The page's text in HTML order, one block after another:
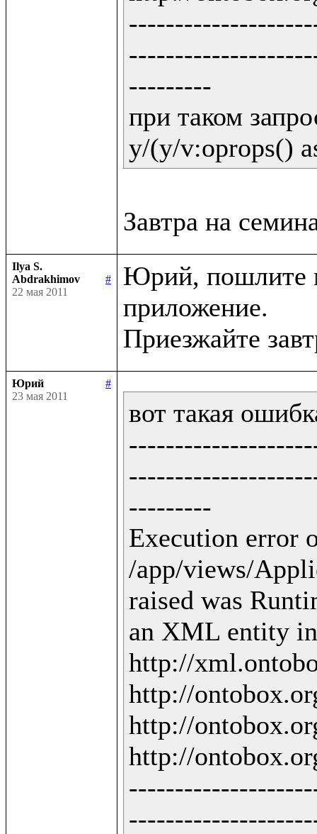
---------
при таком
y/(y/v:oprops()
Ilya S.
Abdrakhimov
#
22 мая 2011
Юрий, пошлите
приложение.
Юрий
#
23 мая 2011
вот такая
---------
Execution error
/app/views/
raised was
an XML entity
http://
http://
http://
http://